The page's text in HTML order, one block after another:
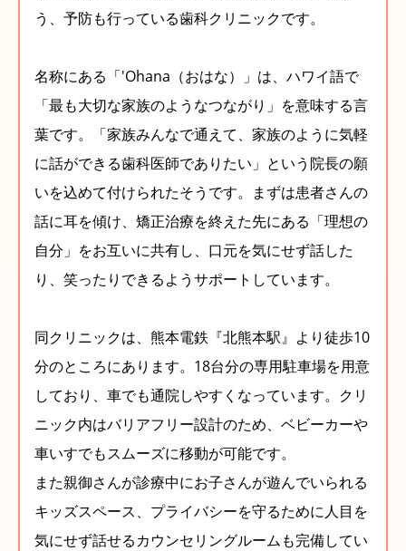
う、予防も行っている歯科クリニックです。
名称にある「'Ohana（おはな）」は、ハワイ語で
「最も大切な家族のようなつながり」を意味する言
葉です。「家族みんなで通えて、家族のように気軽
に話ができる歯科医師でありたい」という院長の願
いを込めて付けられたそうです。まずは患者さんの
話に耳を傾け、矯正治療を終えた先にある「理想の
自分」をお互いに共有し、口元を気にせず話した
り、笑ったりできるようサポートしています。
同クリニックは、熊本電鉄『北熊本駅』より徒歩10
分のところにあります。18台分の専用駐車場を用意
しており、車でも通院しやすくなっています。クリ
ニック内はバリアフリー設計のため、ベビーカーや
車いすでもスムーズに移動が可能です。
また親御さんが診療中にお子さんが遊んでいられる
キッズスペース、プライバシーを守るために人目を
気にせず話せるカウンセリングルームも完備してい